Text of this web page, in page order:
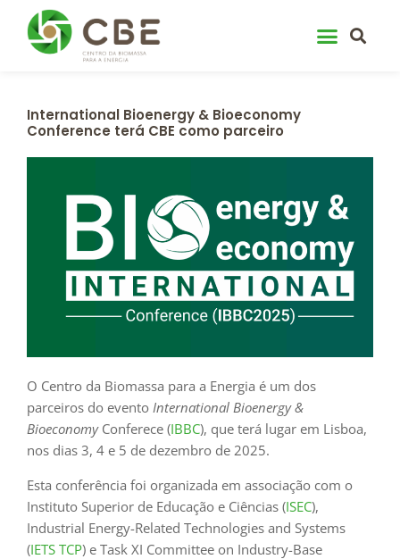
content
International Bioenergy & Bioeconomy
Conference terá CBE como parceiro
O Centro da Biomassa para a Energia é um dos
parceiros do evento International Bioenergy &
BioeconomyConferece (IBBC), que terá lugar em Lisboa,
nos dias 3, 4 e 5 de dezembro de 2025.
Esta conferência foi organizada em associação com o
Instituto Superior de Educação e Ciências (ISEC),
Industrial Energy-Related Technologies and Systems
(IETS TCP) e Task XI Committee on Industry-Base